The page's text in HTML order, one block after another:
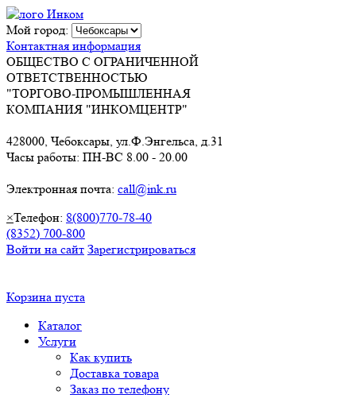
Мой город:
Контактная информация
ОБЩЕСТВО С ОГРАНИЧЕННОЙ
ОТВЕТСТВЕННОСТЬЮ
"ТОРГОВО-ПРОМЫШЛЕННАЯ
КОМПАНИЯ "ИНКОМЦЕНТР"
428000, Чебоксары, ул.Ф.Энгельса, д.31
Часы работы: ПН-ВС 8.00 - 20.00
Электронная почта: call@ink.ru
×Телефон: 8(800)770-78-40
(8352) 700-800
Войти на сайт Зарегистрироваться
Корзина пуста
Каталог
Услуги
Как купить
Доставка товара
Заказ по телефону